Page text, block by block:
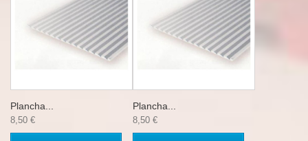
Plancha...
8,50 €
Plancha...
8,50 €